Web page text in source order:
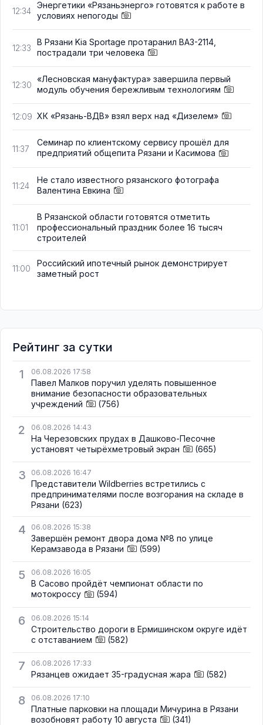
12:34
Энергетики «Рязаньэнерго» готовятся к работе в
условиях непогоды
12:33
В Рязани Kia Sportage протаранил ВАЗ-2114,
пострадали три человека
12:30
«Лесновская мануфактура» завершила первый
модуль обучения бережливым технологиям
12:09 ХК «Рязань-ВДВ» взял верх над «Дизелем»
11:37
Семинар по клиентскому сервису прошёл для
предприятий общепита Рязани и Касимова
11:24
Не стало известного рязанского фотографа
Валентина Евкина
11:01
В Рязанской области готовятся отметить
профессиональный праздник более 16 тысяч
строителей
11:00
Российский ипотечный рынок демонстрирует
заметный рост
Рейтинг за сутки
1
06.08.2026 17:58
Павел Малков поручил уделять повышенное
внимание безопасности образовательных
учреждений
(756)
2 06.08.2026 14:43
На Черезовских прудах в Дашково-Песочне
установят четырёхметровый экран
(665)
3 06.08.2026 16:47
Представители Wildberries встретились с
предпринимателями после возгорания на складе в
Рязани (623)
4 06.08.2026 15:38
Завершён ремонт двора дома №8 по улице
Керамзавода в Рязани
(599)
5 06.08.2026 16:05
В Сасово пройдёт чемпионат области по
мотокроссу
(594)
6 06.08.2026 15:14
Строительство дороги в Ермишинском округе идёт
с отставанием
(582)
7 06.08.2026 17:33
Рязанцев ожидает 35-градусная жара (582)
8 06.08.2026 17:10
Платные парковки на площади Мичурина в Рязани
возобновят работу 10 августа
(341)